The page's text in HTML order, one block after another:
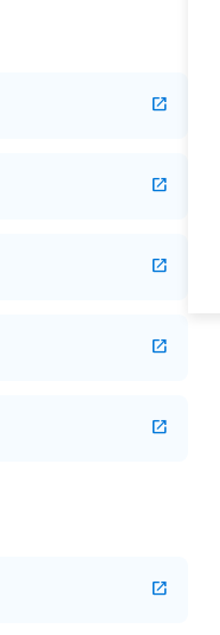
open_in_new
open_in_new
open_in_new
open_in_new
open_in_new
open_in_new